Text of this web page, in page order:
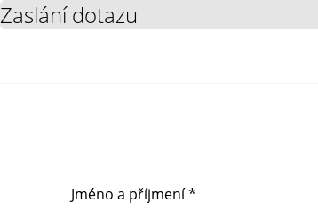
Zaslání dotazu
Jméno a příjmení *